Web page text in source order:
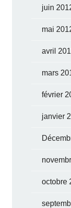
juin
mai
avril
mars
février
janvier
octobre